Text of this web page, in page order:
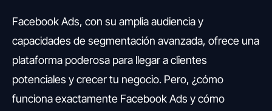
Facebook Ads, con su amplia audiencia y
capacidades de segmentación avanzada, ofrece una
plataforma poderosa para llegar a clientes
potenciales y crecer tu negocio. Pero, ¿cómo
funciona exactamente Facebook Ads y cómo